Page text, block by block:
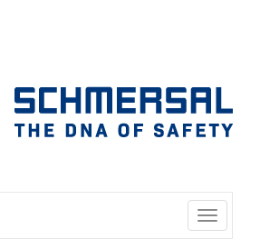
Toggle